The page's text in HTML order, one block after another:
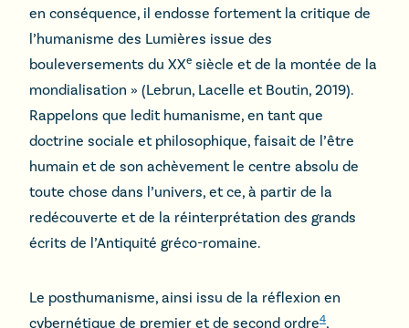
en conséquence, il endosse fortement la critique de
l’humanisme des Lumières issue des
bouleversements du XXe siècle et de la montée de la
mondialisation » (Lebrun, Lacelle et Boutin, 2019).
Rappelons que ledit humanisme, en tant que
doctrine sociale et philosophique, faisait de l’être
humain et de son achèvement le centre absolu de
toute chose dans l’univers, et ce, à partir de la
redécouverte et de la réinterprétation des grands
écrits de l’Antiquité gréco-romaine.
Le posthumanisme, ainsi issu de la réflexion en
cybernétique de premier et de second ordre4,